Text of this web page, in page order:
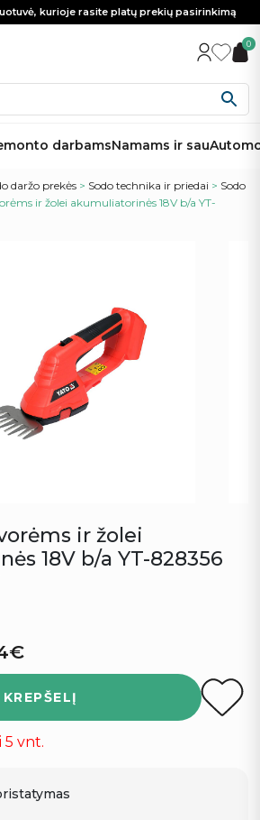
kurioje rasite platų prekių pasirinkimą
0
darbamsNamams ir sau
daržo prekės > Sodo technika ir priedai > Sodo
ir žolei akumuliatorinės 18V b/a YT-
ir žolei
18V b/a YT-828356
€
5 vnt.